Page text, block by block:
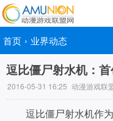
首页 › 业界动态
逗比僵尸射水机：
2016-05-31 16:25 动漫游戏联
逗比僵尸射水机作为